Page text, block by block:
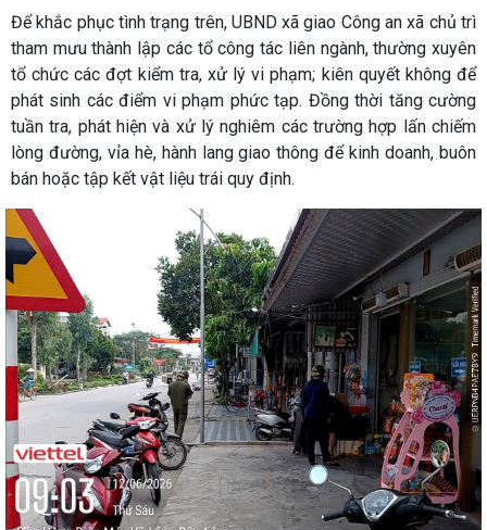
Để khắc phục tình trạng trên, UBND xã giao Công an xã chủ trì
tham mưu thành lập các tổ công tác liên ngành, thường xuyên
tổ chức các đợt kiểm tra, xử lý vi phạm; kiên quyết không để
phát sinh các điểm vi phạm phức tạp. Đồng thời tăng cường
tuần tra, phát hiện và xử lý nghiêm các trường hợp lấn chiếm
lòng đường, vỉa hè, hành lang giao thông để kinh doanh, buôn
bán hoặc tập kết vật liệu trái quy định.